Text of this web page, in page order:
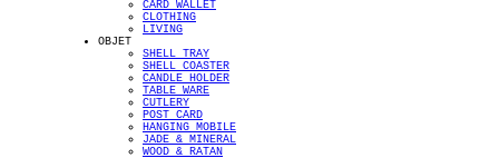
CARD WALLET
CLOTHING
LIVING
OBJET
SHELL TRAY
SHELL COASTER
CANDLE HOLDER
TABLE WARE
CUTLERY
POST CARD
HANGING MOBILE
JADE & MINERAL
WOOD & RATAN